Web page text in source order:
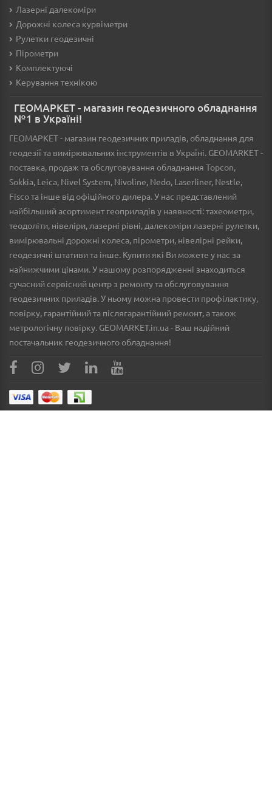
Лазерні далекоміри
Дорожні колеса курвіметри
Рулетки геодезичні
Пірометри
Комплектуючі
Керування технікою
ГЕОМАРКЕТ - магазин геодезичного обладнання
№1 в Україні!
ГЕОМАРКЕТ - магазин геодезичних приладів, обладнання для
геодезії та вимірювальних інструментів в Україні. GEOMARKET -
поставка, продаж та обслуговування обладнання Topcon,
Sokkia, Leica, Nivel System, Nivoline, Nedo, Laserliner, Nestle,
Fisco та інше від офіційного дилера. У нас представлений
найбільший асортимент геоприладів у наявності: тахеометри,
теодоліти, нівеліри, лазерні рівні, далекоміри лазерні рулетки,
вимірювальні дорожні колеса, пірометри, нівелірні рейки,
геодезичні штативи та інше. Купити які Ви можете у нас за
найнижчими цінами. У нашому розпорядженні знаходиться
сучасний сервісний центр з ремонту та обслуговування
геодезичних приладів. У ньому можна провести профілактику,
повірку, гарантійний та післягарантійний ремонт, а також
метрологічну повірку. GEOMARKET.in.ua - Ваш надійний
постачальник геодезичного обладнання!